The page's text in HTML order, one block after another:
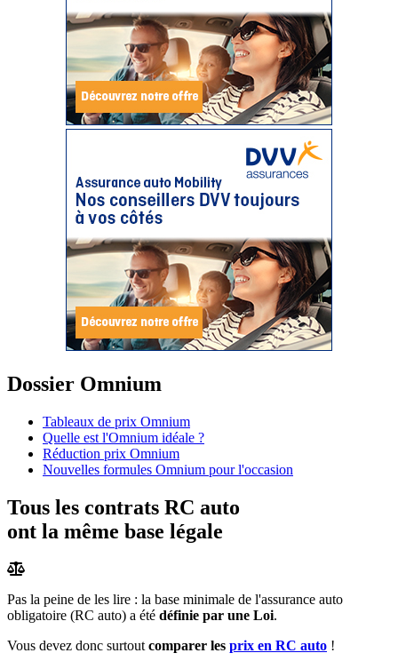
Dossier Omnium
Tableaux de prix Omnium
Quelle est l'Omnium idéale ?
Réduction prix Omnium
Nouvelles formules Omnium pour l'occasion
Tous les contrats RC auto
ont la même base légale
Pas la peine de les lire : la base minimale de l'assurance auto
obligatoire (RC auto) a été définie par une Loi.
Vous devez donc surtout comparer les prix en RC auto !